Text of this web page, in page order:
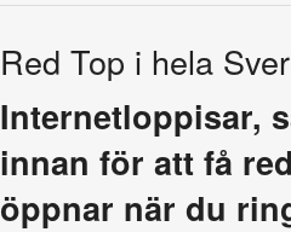
Red Top i hela
Internetloppisar,
innan för att få
öppnar när du